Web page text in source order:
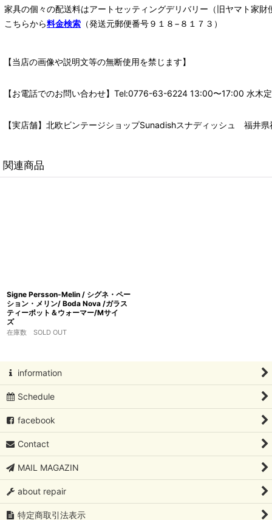
家具の個々の配送料はアートセッティングデリバリー （旧ヤマト家財
こちらから料金検索 （発送元郵便番号９１８−８１７３）
【当店の画像や説明文等の無断使用を禁じます】
【お電話でのお問い合わせ】Tel:0776-63-6224 13:00〜17:00 水木
【実店舗】北欧ビンテージショップSunadishスナディッシュ 福井
関連商品
Signe Persson-Melin / シグネ・ペー
ション・メリン/ Boda Nova /ガラス
ティーポット＆ウォーマー/Mサイ
ズ
在庫数 SOLD OUT
information
Schedule
facebook
Contact
MAIL MAGAZIN
about repair
特定商取引法表示